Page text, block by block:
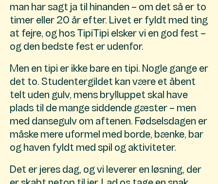
man har sagt ja til hinanden – om det så er to
timer eller 20 år efter. Livet er fyldt med ting
at fejre, og hos TipiTipi elsker vi en god fest –
og den bedste fest er udenfor.
Men en tipi er ikke bare en tipi. Nogle gange er
det to. Studentergildet kan være et åbent
telt uden gulv, mens brylluppet skal have
plads til de mange siddende gæster – men
med dansegulv om aftenen. Fødselsdagen er
måske mere uformel med borde, bænke, bar
og haven fyldt med spil og aktiviteter.
Det er jeres dag, og vi leverer en løsning, der